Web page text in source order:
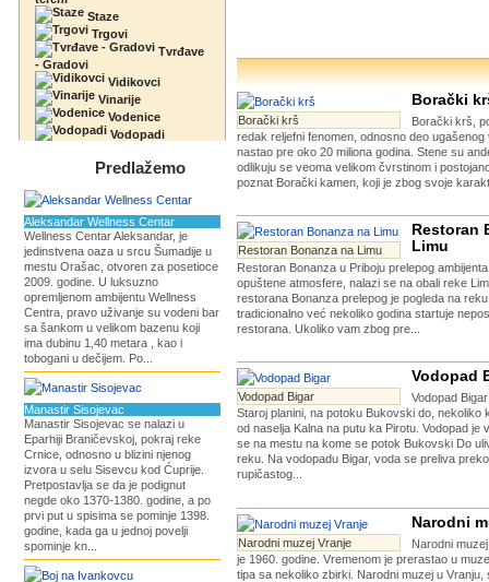
Staze
Trgovi
Tvrđave
- Gradovi
Vidikovci
Vinarije
Vodenice
Vodopadi
Predlažemo
Aleksandar Wellness Centar
Wellness Centar Aleksandar, je
jedinstvena oaza u srcu Šumadije u
mestu Orašac, otvoren za posetioce
2009. godine. U luksuzno
opremljenom ambijentu Wellness
Centra, pravo uživanje su vodeni bar
sa šankom u velikom bazenu koji
ima dubinu 1,40 metara , kao i
tobogani u dečijem. Po...
Manastir Sisojevac
Manastir Sisojevac se nalazi u
Eparhiji Braničevskoj, pokraj reke
Crnice, odnosno u blizini njenog
izvora u selu Sisevcu kod Ćuprije.
Pretpostavlja se da je podignut
negde oko 1370-1380. godine, a po
prvi put u spisima se pominje 1398.
godine, kada ga u jednoj povelji
spominje kn...
Borački krš
Borački
Borački krš,
redak reljefni fenomen, odnosno deo ugašenog
nastao pre oko 20 miliona godina. Stene su
odlikuju se veoma velikom čvrstinom i
poznat Borački kamen, koji je zbog svoje
Restoran Bonanza na Limu
Restoran
Limu
Restoran Bonanza u Priboju prelepog
opuštene atmosfere, nalazi se na obali reke
restorana Bonanza prelepog je pogleda na
tradicionalno već nekoliko godina startuje
restorana. Ukoliko vam zbog pre...
Vodopad Bigar
Vodopad
Vodopad
Staroj planini, na potoku Bukovski do, nekoliko
od naselja Kalna na putu ka Pirotu. Vodopad je
se na mestu na kome se potok Bukovski Do
reku. Na vodopadu Bigar, voda se preliva
rupičastog...
Narodni muzej Vranje
Narodni
Narodni
je 1960. godine. Vremenom je prerastao u
tipa sa nekoliko zbirki. Narodni muzej u Vranju,